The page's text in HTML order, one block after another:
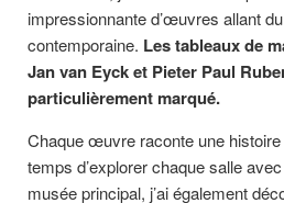
impressionnante d’œuvres allant
contemporaine. Les tableaux de
Jan van Eyck et Pieter Paul
particulièrement marqué.
Chaque œuvre raconte une histoire
temps d’explorer chaque salle
musée principal, j’ai également